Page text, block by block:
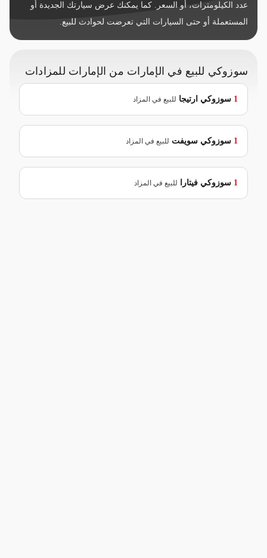
عدد الكيلومترات، أو السعر. كما يمكنك عرض سيارتك الجديدة أو
المستعملة أو حتى السيارات التي تعرضت لحوادث للبيع.
سوزوكي للبيع في الإمارات من الإمارات للمزادات
1 سوزوكي ارتيجا للبيع في المزاد
1 سوزوكي سويفت للبيع في المزاد
1 سوزوكي فيتارا للبيع في المزاد